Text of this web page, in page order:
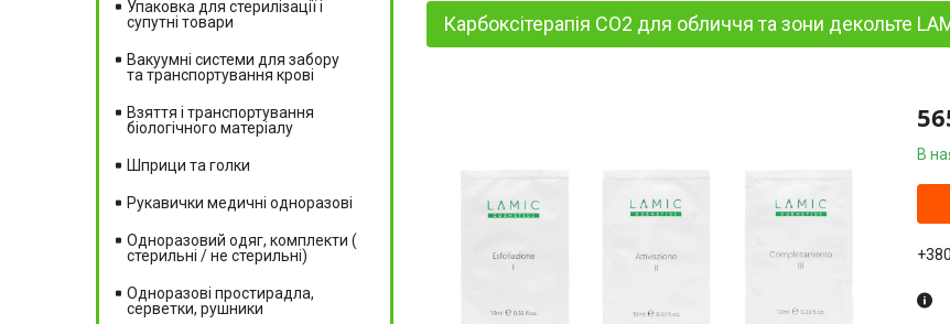
Карбоксітерапія CO2 для обличчя та зони декольте
В
Упаковка для стерилізації і
супутні товари
Вакуумні системи для забору
та транспортування крові
Взяття і транспортування
біологічного матеріалу
Шприци та голки
Рукавички медичні одноразові
Одноразовий одяг, комплекти (
стерильні / не стерильні)
Одноразові простирадла,
серветки, рушники